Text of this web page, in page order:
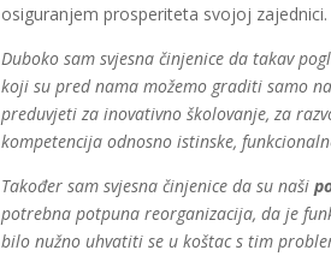
osiguranjem prosperiteta svojoj zajednici.
Duboko sam svjesna činjenice da takav
koji su pred nama možemo graditi samo
preduvjeti za inovativno školovanje, za
kompetencija odnosno istinske,
Također sam svjesna činjenice da su naši
potrebna potpuna reorganizacija, da je
bilo nužno uhvatiti se u koštac s tim